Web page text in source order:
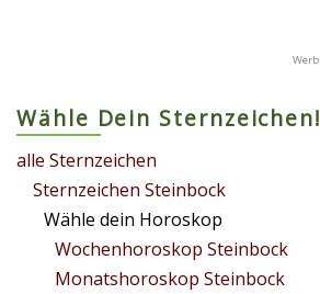
Wähle Dein Sternzeichen!
alle Sternzeichen
Sternzeichen Steinbock
Wähle dein Horoskop
Wochenhoroskop Steinbock
Monatshoroskop Steinbock